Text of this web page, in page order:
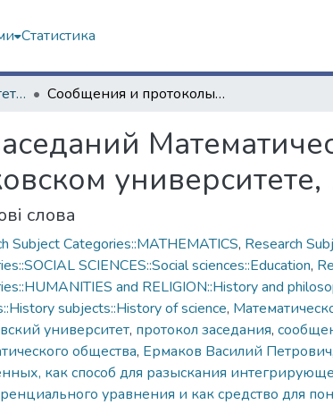
Статистика
Харківський університет (до 217-річчя) Сообщения и протоколы заседаний Математического общества при Императорском Харьковском университете, 1881 года. І
университете,
слова
Subject Categories::MATHEMATICS, Research
SCIENCES::Social sciences::Education,
and RELIGION::History and
subjects::History of science,
университет, протокол заседания,
общества, Ермаков Василий Петрович,
как способ для разыскания
уравнения и как средство для